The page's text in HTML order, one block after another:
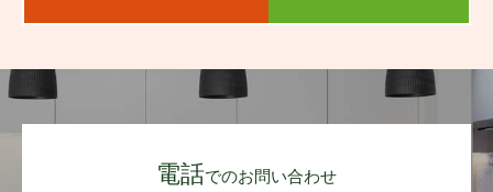
電話でのお問い合わせ